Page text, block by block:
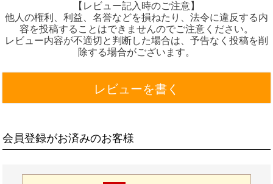
【レビュー記入時のご注意】
他人の権利、利益、名誉などを損ねたり、法令に違反する内
容を投稿することはできませんのでご注意ください。
レビュー内容が不適切と判断した場合は、予告なく投稿を削
除する場合がございます。
レビューを書く
会員登録がお済みのお客様